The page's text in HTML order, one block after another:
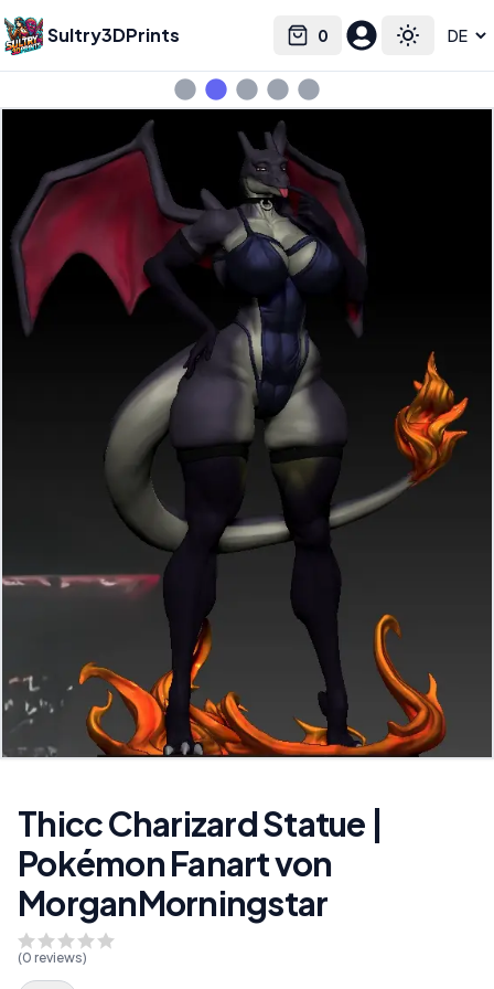
Sultry3DPrints 0
Cart Toggle
Select language
Thicc Charizard Statue |
Pokémon Fanart von
MorganMorningstar
(0 reviews)